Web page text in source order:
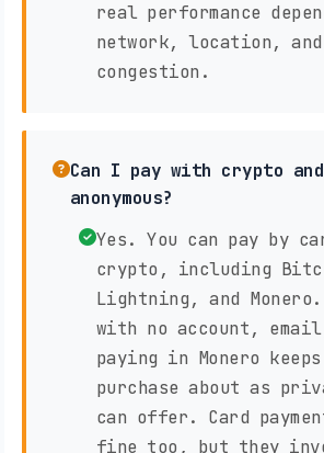
real performance
network, location, and
congestion.
Can I pay with crypto
anonymous?
Yes. You can pay by
crypto, including
Lightning, and Monero.
with no account,
paying in Monero
purchase about as
can offer. Card
fine too, but they